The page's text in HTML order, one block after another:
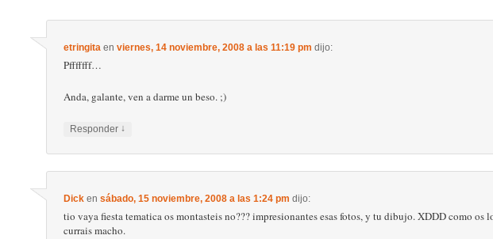
etringitaen viernes, 14 noviembre, 2008 a las 11:19 pm dijo:
Pfffffff…
Anda, galante, ven a darme un beso. ;)
Responder ↓
Dicken sábado, 15 noviembre, 2008 a las 1:24 pm dijo:
tio vaya fiesta tematica os montasteis no??? impresionantes esas fotos, y tu dibujo. XDDD como os
currais macho.